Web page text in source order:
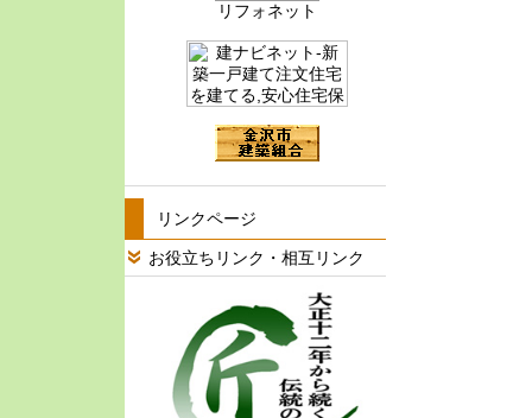
リフォネット
リンクページ
お役立ちリンク・相互リンク